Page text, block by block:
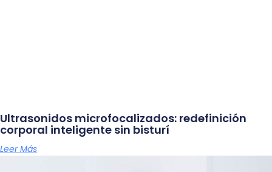
Ultrasonidos microfocalizados: redefinición
corporal inteligente sin bisturí
Leer Más